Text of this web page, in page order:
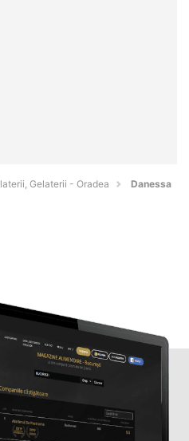
Gelaterii - Oradea Danessa